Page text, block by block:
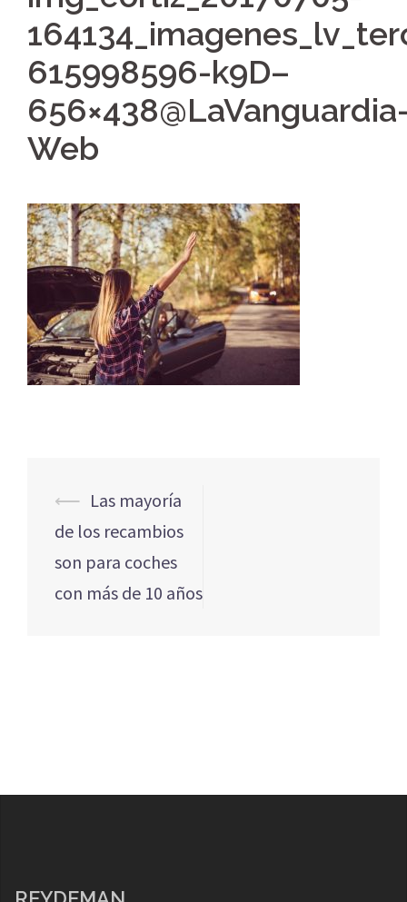
615998596-k9D–
Web
Navegación
de
entradas
⟵ Las mayoría
de los recambios
son para coches
con más de 10 años